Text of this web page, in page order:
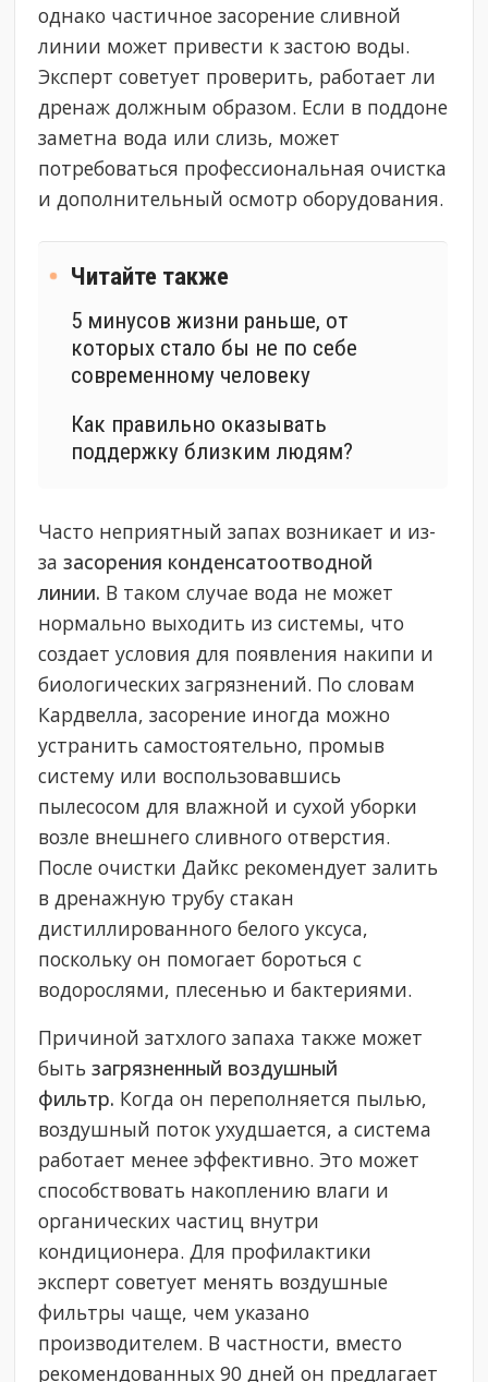
однако частичное засорение сливной
линии может привести к застою воды.
Эксперт советует проверить, работает ли
дренаж должным образом. Если в поддоне
заметна вода или слизь, может
потребоваться профессиональная очистка
и дополнительный осмотр оборудования.
Читайте также
5 минусов жизни раньше, от
которых стало бы не по себе
современному человеку
Как правильно оказывать
поддержку близким людям?
Часто неприятный запах возникает и из-
зазасорения конденсатоотводной
линии. В таком случае вода не может
нормально выходить из системы, что
создает условия для появления накипи и
биологических загрязнений. По словам
Кардвелла, засорение иногда можно
устранить самостоятельно, промыв
систему или воспользовавшись
пылесосом для влажной и сухой уборки
возле внешнего сливного отверстия.
После очистки Дайкс рекомендует залить
в дренажную трубу стакан
дистиллированного белого уксуса,
поскольку он помогает бороться с
водорослями, плесенью и бактериями.
Причиной затхлого запаха также может
бытьзагрязненный воздушный
фильтр. Когда он переполняется пылью,
воздушный поток ухудшается, а система
работает менее эффективно. Это может
способствовать накоплению влаги и
органических частиц внутри
кондиционера. Для профилактики
эксперт советует менять воздушные
фильтры чаще, чем указано
производителем. В частности, вместо
рекомендованных 90 дней он предлагает